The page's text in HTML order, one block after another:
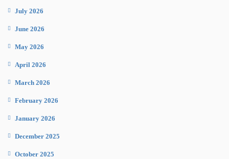
July 2026
June 2026
May 2026
April 2026
March 2026
February 2026
January 2026
December 2025
October 2025